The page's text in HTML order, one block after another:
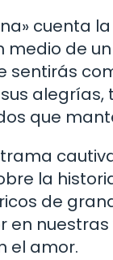
cuenta
medio de
sentirás
alegrías,
que
la
de
en
el amor.